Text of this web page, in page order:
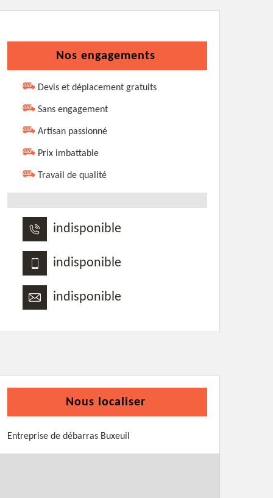
Nos engagements
Devis et déplacement gratuits
Sans engagement
Artisan passionné
Prix imbattable
Travail de qualité
indisponible
indisponible
indisponible
Nous localiser
Entreprise de débarras Buxeuil